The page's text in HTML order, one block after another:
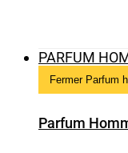
PARFUM
Fermer Parfum
Parfum